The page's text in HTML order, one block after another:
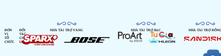
ĐƠN
VỊ
TỔ
CHỨC
ĐỐI
TÁC
CHIẾN
LƯỢC
NHÀ TÀI TRỢ VÀNG NHÀ TÀI TRỢ BẠC NHÀ TÀI TRỢ ĐỒNG